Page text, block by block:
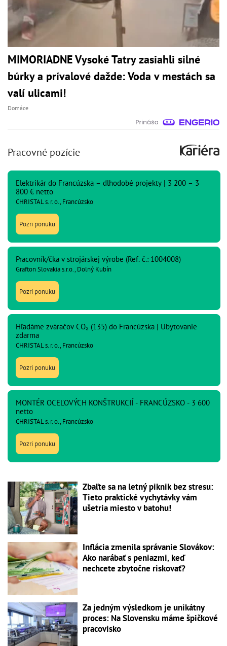
MIMORIADNE Vysoké Tatry zasiahli silné
búrky a prívalové dažde: Voda v mestách sa
valí ulicami!
Domáce
Pracovné pozície
Elektrikár do Francúzska – dlhodobé projekty | 3 200 – 3
800 € netto
CHRISTAL s. r. o., Francúzsko
Pozri ponuku
Pracovník/čka v strojárskej výrobe (Ref. č.: 1004008)
Grafton Slovakia s.r.o., Dolný Kubín
Pozri ponuku
Hľadáme zváračov CO₂ (135) do Francúzska | Ubytovanie
zdarma
CHRISTAL s. r. o., Francúzsko
Pozri ponuku
MONTÉR OCEĽOVÝCH KONŠTRUKCIÍ - FRANCÚZSKO - 3 600
netto
CHRISTAL s. r. o., Francúzsko
Pozri ponuku
Zbaľte sa na letný piknik bez stresu:
Tieto praktické vychytávky vám
ušetria miesto v batohu!
Inflácia zmenila správanie Slovákov:
Ako narábať s peniazmi, keď
nechcete zbytočne riskovať?
Za jedným výsledkom je unikátny
proces: Na Slovensku máme špičkové
pracovisko